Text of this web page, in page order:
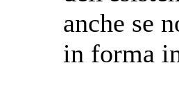
anche se
in forma